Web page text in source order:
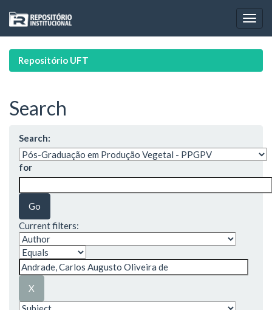
navigation
Repositório UFT
Search
Search:
for
Current filters: